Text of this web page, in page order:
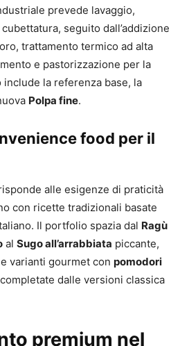
prevede lavaggio,
seguito dall’addizione
trattamento termico ad alta
e pastorizzazione per la
include la referenza base, la
Polpa fine.
food per il
alle esigenze di praticità
con ricette tradizionali basate
Il portfolio spazia dal Ragù
al Sugo all’arrabbiata piccante,
varianti gourmet con pomodori
dalle versioni classica
premium nel